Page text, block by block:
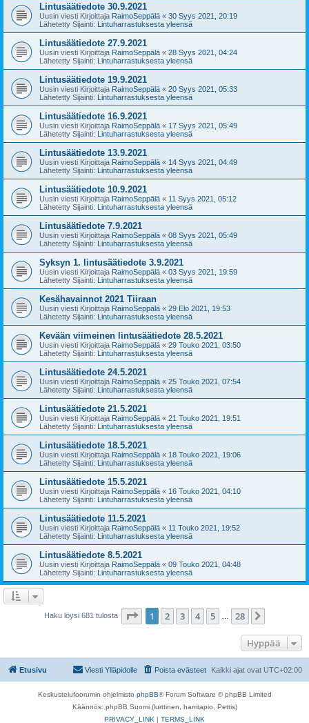
Lintusäätiedote 30.9.2021
Uusin viesti Kirjoittaja RaimoSeppälä « 30 Syys 2021, 20:19
Lähetetty Sijainti: Lintuharrastuksesta yleensä
Lintusäätiedote 27.9.2021
Uusin viesti Kirjoittaja RaimoSeppälä « 28 Syys 2021, 04:24
Lähetetty Sijainti: Lintuharrastuksesta yleensä
Lintusäätiedote 19.9.2021
Uusin viesti Kirjoittaja RaimoSeppälä « 20 Syys 2021, 05:33
Lähetetty Sijainti: Lintuharrastuksesta yleensä
Lintusäätiedote 16.9.2021
Uusin viesti Kirjoittaja RaimoSeppälä « 17 Syys 2021, 05:49
Lähetetty Sijainti: Lintuharrastuksesta yleensä
Lintusäätiedote 13.9.2021
Uusin viesti Kirjoittaja RaimoSeppälä « 14 Syys 2021, 04:49
Lähetetty Sijainti: Lintuharrastuksesta yleensä
Lintusäätiedote 10.9.2021
Uusin viesti Kirjoittaja RaimoSeppälä « 11 Syys 2021, 05:12
Lähetetty Sijainti: Lintuharrastuksesta yleensä
Lintusäätiedote 7.9.2021
Uusin viesti Kirjoittaja RaimoSeppälä « 08 Syys 2021, 05:49
Lähetetty Sijainti: Lintuharrastuksesta yleensä
Syksyn 1. lintusäätiedote 3.9.2021
Uusin viesti Kirjoittaja RaimoSeppälä « 03 Syys 2021, 19:59
Lähetetty Sijainti: Lintuharrastuksesta yleensä
Kesähavainnot 2021 Tiiraan
Uusin viesti Kirjoittaja RaimoSeppälä « 29 Elo 2021, 19:53
Lähetetty Sijainti: Lintuharrastuksesta yleensä
Kevään viimeinen lintusäätiedote 28.5.2021
Uusin viesti Kirjoittaja RaimoSeppälä « 29 Touko 2021, 03:50
Lähetetty Sijainti: Lintuharrastuksesta yleensä
Lintusäätiedote 24.5.2021
Uusin viesti Kirjoittaja RaimoSeppälä « 25 Touko 2021, 07:54
Lähetetty Sijainti: Lintuharrastuksesta yleensä
Lintusäätiedote 21.5.2021
Uusin viesti Kirjoittaja RaimoSeppälä « 21 Touko 2021, 19:51
Lähetetty Sijainti: Lintuharrastuksesta yleensä
Lintusäätiedote 18.5.2021
Uusin viesti Kirjoittaja RaimoSeppälä « 18 Touko 2021, 19:06
Lähetetty Sijainti: Lintuharrastuksesta yleensä
Lintusäätiedote 15.5.2021
Uusin viesti Kirjoittaja RaimoSeppälä « 16 Touko 2021, 04:10
Lähetetty Sijainti: Lintuharrastuksesta yleensä
Lintusäätiedote 11.5.2021
Uusin viesti Kirjoittaja RaimoSeppälä « 11 Touko 2021, 19:52
Lähetetty Sijainti: Lintuharrastuksesta yleensä
Lintusäätiedote 8.5.2021
Uusin viesti Kirjoittaja RaimoSeppälä « 09 Touko 2021, 04:48
Lähetetty Sijainti: Lintuharrastuksesta yleensä
Haku löysi 681 tulosta Sivu /28
1 2 3 4 5 28
Hyppää
Etusivu Kaikki ajat ovat UTC+02:00
Poista evästeet
Viesti Ylläpidolle
Keskustelufoorumin ohjelmisto phpBB® Forum Software © phpBB Limited
Käännös: phpBB Suomi (lurttinen, harritapio, Pettis)
PRIVACY_LINK | TERMS_LINK